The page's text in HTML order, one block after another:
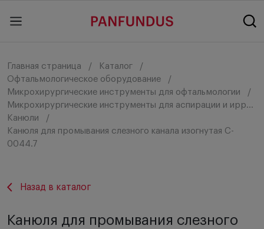
Главная страница
Каталог
Офтальмологическое оборудование
Микрохирургические инструменты для офтальмологии
Микрохирургические инструменты для аспирации и ирригации
Канюли
Канюля для промывания слезного канала изогнутая C-
0044.7
Назад в каталог
Канюля для промывания слезного